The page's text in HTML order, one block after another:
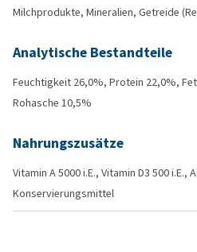
Milchprodukte, Mineralien, Getreide
Analytische Bestandteile
Feuchtigkeit 26,0%, Protein 22,0%,
Rohasche 10,5%
Nahrungszusätze
Vitamin A 5000 i.E., Vitamin D3 500 i.E.,
Konservierungsmittel